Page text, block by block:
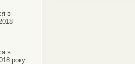
в
в
року